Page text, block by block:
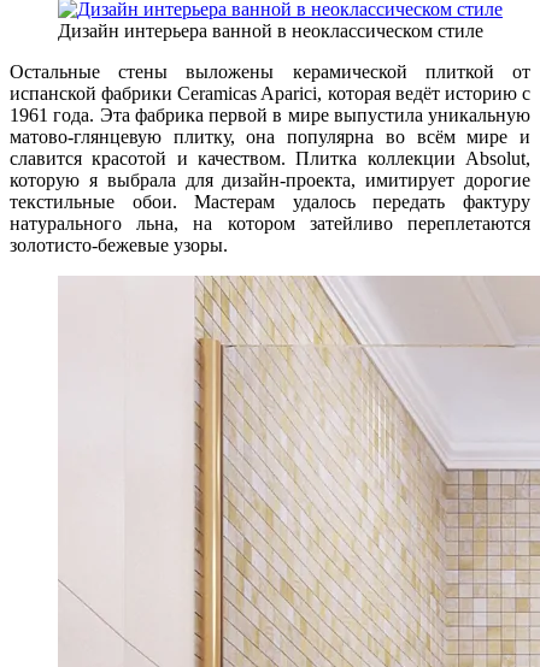
Дизайн интерьера ванной в неоклассическом стиле
Остальные стены выложены керамической плиткой от
испанской фабрики Ceramicas Aparici, которая ведёт историю с
1961 года. Эта фабрика первой в мире выпустила уникальную
матово-глянцевую плитку, она популярна во всём мире и
славится красотой и качеством. Плитка коллекции Absolut,
которую я выбрала для дизайн-проекта, имитирует дорогие
текстильные обои. Мастерам удалось передать фактуру
натурального льна, на котором затейливо переплетаются
золотисто-бежевые узоры.